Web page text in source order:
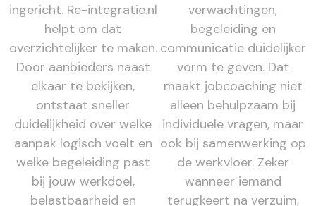
ingericht. Re-integratie.nl
helpt om dat
overzichtelijker te maken.
Door aanbieders naast
elkaar te bekijken,
ontstaat sneller
duidelijkheid over welke
aanpak logisch voelt en
welke begeleiding past
bij jouw werkdoel,
belastbaarheid en
verwachtingen,
begeleiding en
communicatie duidelijker
vorm te geven. Dat
maakt jobcoaching niet
alleen behulpzaam bij
individuele vragen, maar
ook bij samenwerking op
de werkvloer. Zeker
wanneer iemand
terugkeert na verzuim,